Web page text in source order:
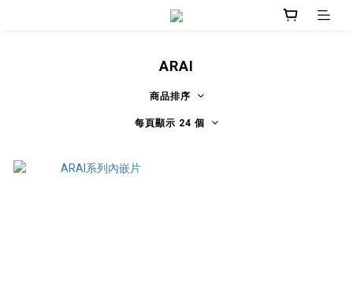
ARAI
商品排序
每頁顯示 24 個